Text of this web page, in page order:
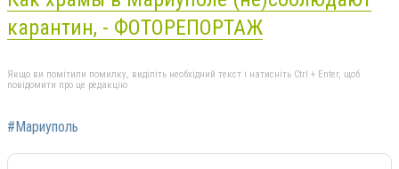
карантин, - ФОТОРЕПОРТАЖ
Якщо ви помітили помилку, виділіть необхідний текст і натисніть Ctrl + Enter, щоб
повідомити про це редакцію
#Мариуполь